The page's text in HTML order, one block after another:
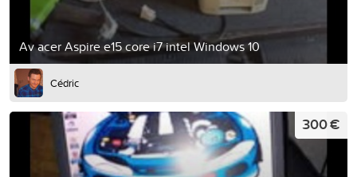
Av acer Aspire e15 core i7 intel Windows 10
Cédric
300 €